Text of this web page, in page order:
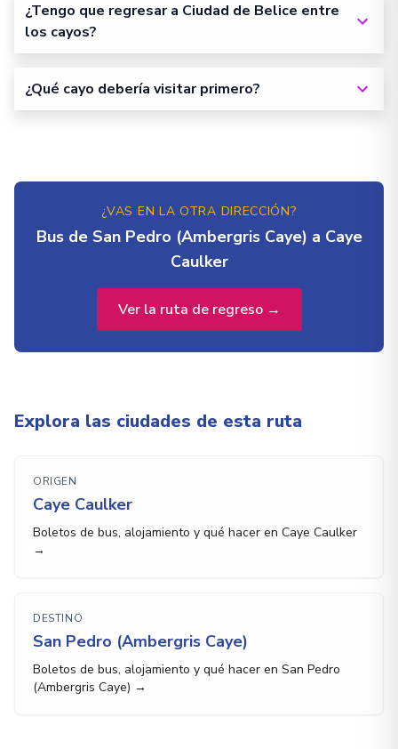
¿Tengo que regresar a Ciudad de Belice entre
los cayos?
¿Qué cayo debería visitar primero?
¿VAS EN LA OTRA DIRECCIÓN?
Bus de San Pedro (Ambergris Caye) a Caye
Caulker
Ver la ruta de regreso →
Explora las ciudades de esta ruta
ORIGEN
Caye Caulker
Boletos de bus, alojamiento y qué hacer en Caye Caulker
→
DESTINO
San Pedro (Ambergris Caye)
Boletos de bus, alojamiento y qué hacer en San Pedro
(Ambergris Caye) →